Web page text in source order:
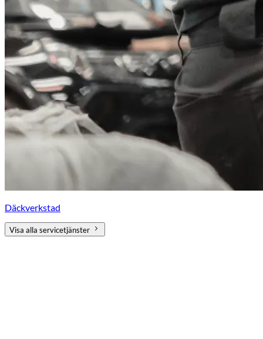
Däckverkstad
Visa alla servicetjänster